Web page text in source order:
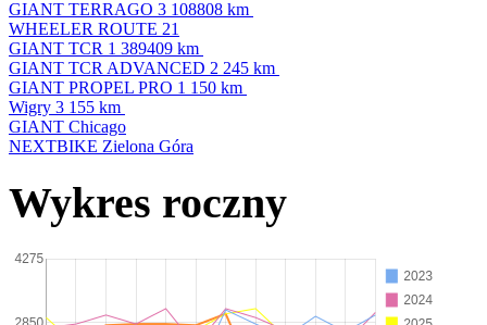
GIANT TERRAGO 3 108808 km
WHEELER ROUTE 21
GIANT TCR 1 389409 km
GIANT TCR ADVANCED 2 245 km
GIANT PROPEL PRO 1 150 km
Wigry 3 155 km
GIANT Chicago
NEXTBIKE Zielona Góra
Wykres roczny